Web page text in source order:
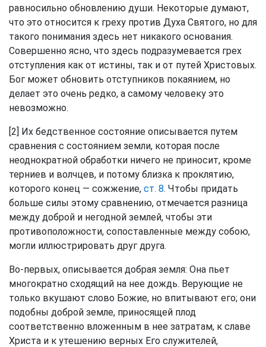
равносильно обновлению души. Некоторые думают,
что это относится к греху против Духа Святого, но для
такого понимания здесь нет никакого основания.
Совершенно ясно, что здесь подразумевается грех
отступления как от истины, так и от путей Христовых.
Бог может обновить отступников покаянием, но
делает это очень редко, а самому человеку это
невозможно.
[2] Их бедственное состояние описывается путем
сравнения с состоянием земли, которая после
неоднократной обработки ничего не приносит, кроме
терниев и волчцев, и потому близка к проклятию,
которого конец — сожжение, ст. 8. Чтобы придать
больше силы этому сравнению, отмечается разница
между доброй и негодной землей, чтобы эти
противоположности, сопоставленные между собою,
могли иллюстрировать друг друга.
Во-первых, описывается добрая земля: Она пьет
многократно сходящий на нее дождь. Верующие не
только вкушают слово Божие, но впитывают его; они
подобны доброй земле, приносящей плод
соответственно вложенным в нее затратам, к славе
Христа и к утешению верных Его служителей,